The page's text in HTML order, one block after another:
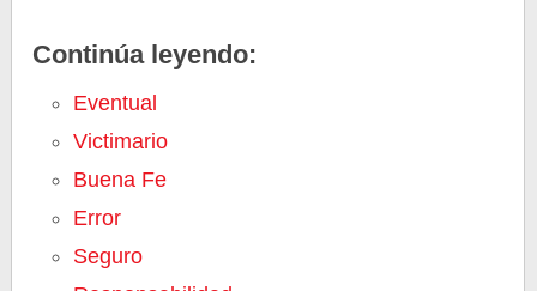
Continúa leyendo:
Eventual
Victimario
Buena Fe
Error
Seguro